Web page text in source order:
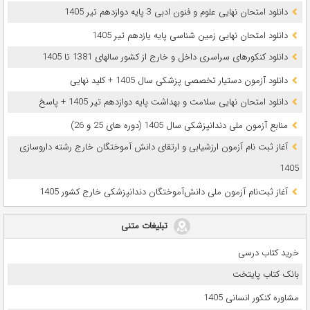
دانلود امتحان نهایی علوم و فنون ادبی 3 پایه دوازدهم تیر 1405
دانلود امتحان نهایی زمین شناسی پایه یازدهم تیر 1405
دانلود کنکورهای سراسری داخل و خارج از کشور سالهای 1381 تا 1405
دانلود آزمون دستیار تخصصی پزشکی سال 1405 + کلید نهایی
دانلود امتحان نهایی سلامت و بهداشت پایه دوازدهم تیر 1405 + پاسخ
ﻣﻨﺎﺑﻊ آزﻣﻮن ﻣﻠﯽ دندانپزشکی سال 1405 (دوره های 25 و 26)
آغاز ثبت نام آزمون‌ ارزشیابی و ارتقای دانش آموختگان خارج رشته داروسازی
1405
آغاز ثبت‌نام آزمون ملی دانش‌آموختگان دندانپزشکی خارج کشور 1405
تبلیغات متنی
خرید کتاب درسی
بانک کتاب پایتخت
مشاوره کنکور انسانی 1405